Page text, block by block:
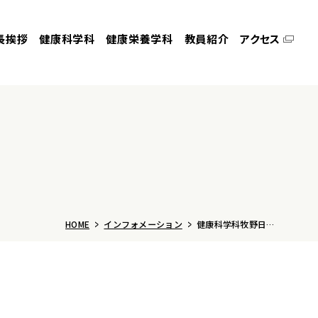
挨拶 健康科学科 健康栄養学科 教員紹介 アクセス
HOME インフォメーション 健康科学科牧野日和准教授のインタビューが「医学界新聞」に掲載されました